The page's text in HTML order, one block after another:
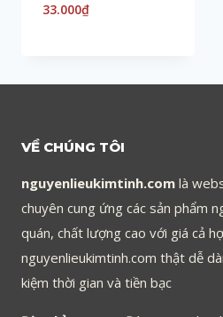
33.000₫
VỀ CHÚNG TÔI
nguyenlieukimtinh.com là
chuyên cung ứng các sản phẩm
quán, chất lượng cao với giá cả
nguyenlieukimtinh.com thật dễ
kiệm thời gian và tiền bạc